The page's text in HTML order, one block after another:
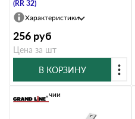
(RR 32)
Характеристики
256 руб
Цена за шт
В КОРЗИНУ
В наличии